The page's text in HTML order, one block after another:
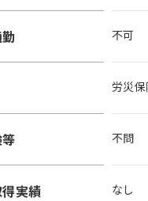
不可
労災
不問
実績 なし